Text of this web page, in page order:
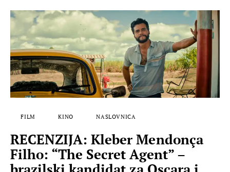
FILM KINO NASLOVNICA
RECENZIJA: Kleber Mendonça
Filho: “The Secret Agent” –